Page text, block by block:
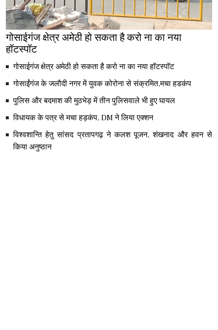
गोसाईगंज क्षेत्र अमेठी हो सकता है करो ना का नया
हॉटस्पॉट
गोसाईगंज क्षेत्र अमेठी हो सकता है करो ना का नया हॉटस्पॉट
गोसाईंगंज के जलौदी नगर में युवक कोरोना से संक्रमित,मचा हडकंप
पुलिस और बदमाश की मुठभेड़ में तीन पुलिसवाले भी हुए घायल
विधायक के पत्र से मचा हड़कंप, DM ने लिया एक्शन
विश्वशान्ति हेतु सांसद प्रतापगढ़ ने कलश पूजन, शंखनाद और हवन से
किया अनुष्ठान